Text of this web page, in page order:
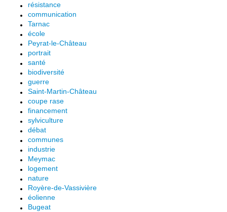
résistance
communication
Tarnac
école
Peyrat-le-Château
portrait
santé
biodiversité
guerre
Saint-Martin-Château
coupe rase
financement
sylviculture
débat
communes
industrie
Meymac
logement
nature
Royère-de-Vassivière
éolienne
Bugeat